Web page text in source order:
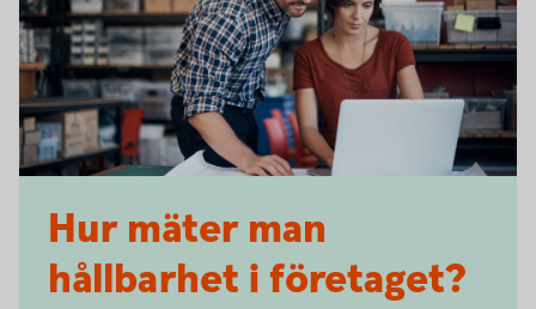
Hur mäter man
hållbarhet i företaget?